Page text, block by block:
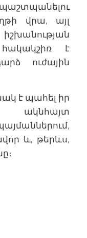
վրա, այլ
է
ուժային
է պահել իր
և, թերևս,